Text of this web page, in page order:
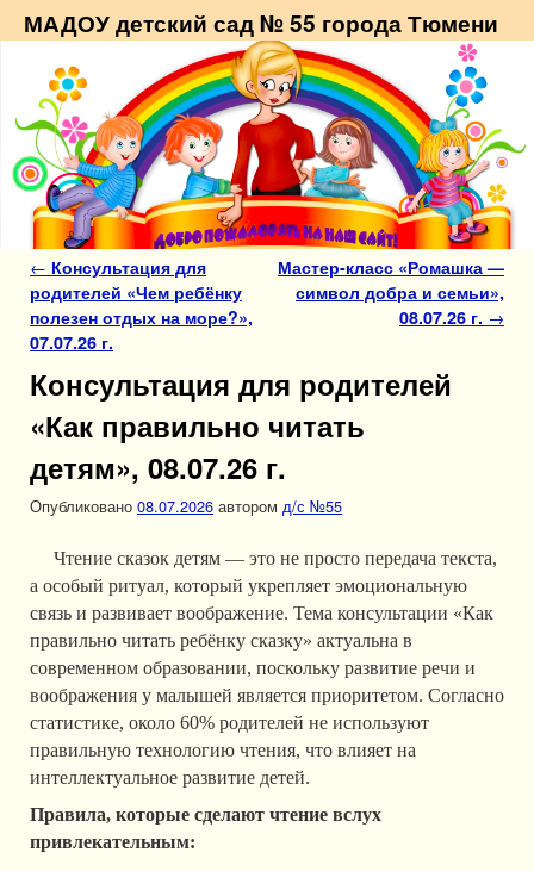
МАДОУ детский сад № 55 города Тюмени
Навигация по записям
← Консультация для
родителей «Чем ребёнку
полезен отдых на море?»,
07.07.26 г.
Мастер-класс «Ромашка —
символ добра и семьи»,
08.07.26 г. →
Консультация для родителей
«Как правильно читать
детям», 08.07.26 г.
Опубликовано 08.07.2026 автором д/с №55
Чтение сказок детям — это не просто передача текста,
а особый ритуал, который укрепляет эмоциональную
связь и развивает воображение. Тема консультации «Как
правильно читать ребёнку сказку» актуальна в
современном образовании, поскольку развитие речи и
воображения у малышей является приоритетом. Согласно
статистике, около 60% родителей не используют
правильную технологию чтения, что влияет на
интеллектуальное развитие детей.
Правила, которые сделают чтение вслух
привлекательным: